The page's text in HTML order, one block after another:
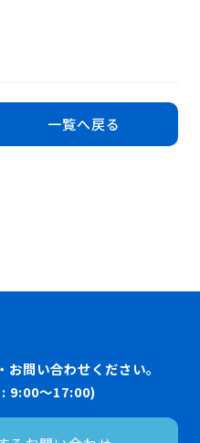
一覧へ戻る
問い合わせください。
9:00〜17:00)